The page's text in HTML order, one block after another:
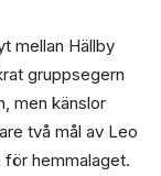
mellan Hällby
gruppsegern
men känslor
två mål av Leo
för hemmalaget.